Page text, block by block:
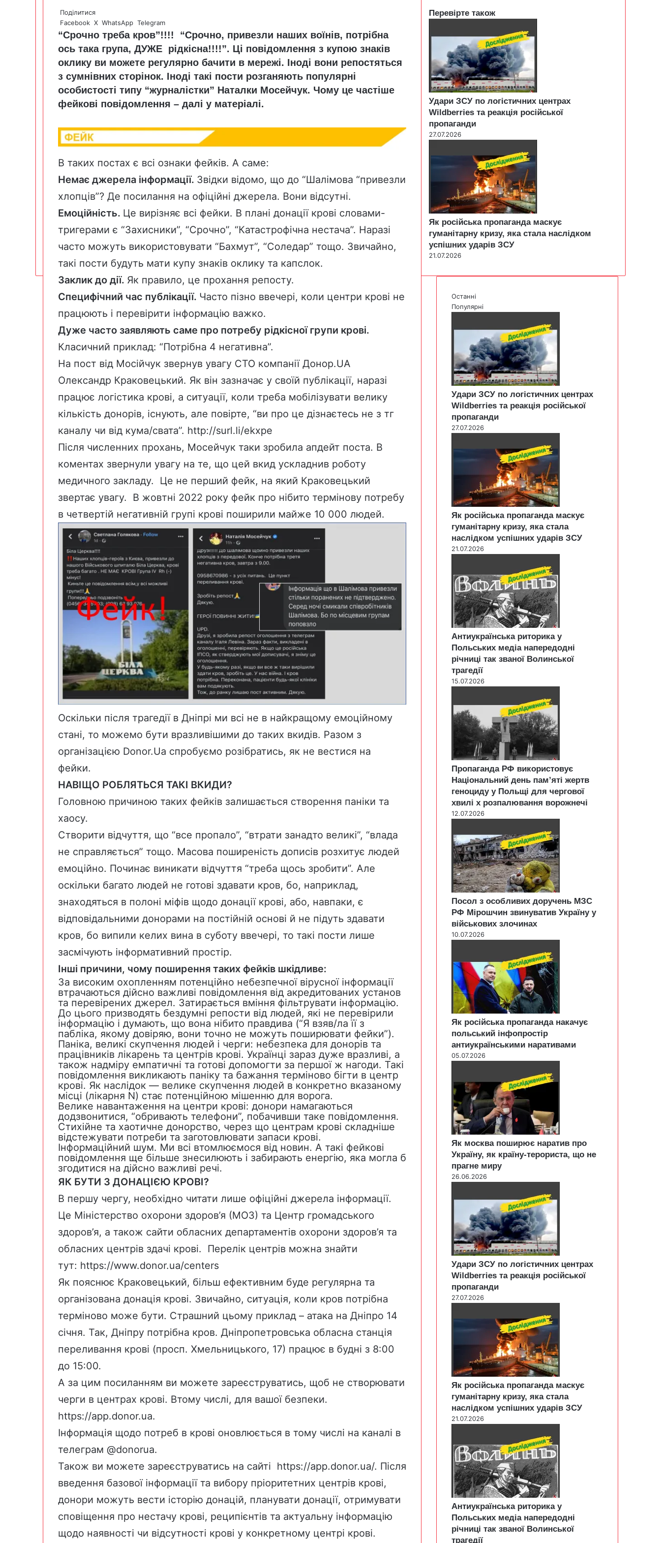
Поділитися
Facebook X WhatsApp Telegram
“Срочно треба кров”!!!! “Срочно, привезли наших воїнів, потрібна
ось така група, ДУЖЕ рідкісна!!!!”. Ці повідомлення з купою знаків
оклику ви можете регулярно бачити в мережі. Іноді вони репостяться
з сумнівних сторінок. Іноді такі пости розганяють популярні
особистості типу “журналістки” Наталки Мосейчук. Чому це частіше
фейкові повідомлення – далі у матеріалі.
В таких постах є всі ознаки фейків. А саме:
Немає джерела інформації. Звідки відомо, що до “Шалімова “привезли
хлопців”? Де посилання на офіційні джерела. Вони відсутні.
Емоційність. Це вирізняє всі фейки. В плані донації крові словами-
тригерами є “Захисники”, “Срочно”, “Катастрофічна нестача”. Наразі
часто можуть використовувати “Бахмут”, “Соледар” тощо. Звичайно,
такі пости будуть мати купу знаків оклику та капслок.
Заклик до дії. Як правило, це прохання репосту.
Специфічний час публікації. Часто пізно ввечері, коли центри крові не
працюють і перевірити інформацію важко.
Дуже часто заявляють саме про потребу рідкісної групи крові.
Класичний приклад: “Потрібна 4 негативна”.
На пост від Мосійчук звернув увагу СТО компанії Донор.UA
Олександр Краковецький. Як він зазначає у своїй публікації, наразі
працює логістика крові, а ситуації, коли треба мобілізувати велику
кількість донорів, існують, але повірте, “ви про це дізнаєтесь не з тг
каналу чи від кума/свата”. http://surl.li/ekxpe
Після численних прохань, Мосейчук таки зробила апдейт поста. В
коментах звернули увагу на те, що цей вкид ускладнив роботу
медичного закладу. Це не перший фейк, на який Краковецький
звертає увагу. В жовтні 2022 року фейк про нібито термінову потребу
в четвертій негативній групі крові поширили майже 10 000 людей.
Оскільки після трагедії в Дніпрі ми всі не в найкращому емоційному
стані, то можемо бути вразливішими до таких вкидів. Разом з
організацією Donor.Ua спробуємо розібратись, як не вестися на
фейки.
НАВІЩО РОБЛЯТЬСЯ ТАКІ ВКИДИ?
Головною причиною таких фейків залишається створення паніки та
хаосу.
Створити відчуття, що “все пропало”, “втрати занадто великі”, “влада
не справляється” тощо. Масова поширеність дописів розхитує людей
емоційно. Починає виникати відчуття “треба щось зробити”. Але
оскільки багато людей не готові здавати кров, бо, наприклад,
знаходяться в полоні міфів щодо донації крові, або, навпаки, є
відповідальними донорами на постійній основі й не підуть здавати
кров, бо випили келих вина в суботу ввечері, то такі пости лише
засмічують інформативний простір.
Інші причини, чому поширення таких фейків шкідливе:
За високим охопленням потенційно небезпечної вірусної інформації
втрачаються дійсно важливі повідомлення від акредитованих установ
та перевірених джерел. Затирається вміння фільтрувати інформацію.
До цього призводять бездумні репости від людей, які не перевірили
інформацію і думають, що вона нібито правдива (“Я взяв/ла її з
пабліка, якому довіряю, вони точно не можуть поширювати фейки”).
Паніка, великі скупчення людей і черги: небезпека для донорів та
працівників лікарень та центрів крові. Українці зараз дуже вразливі, а
також надміру емпатичні та готові допомогти за першої ж нагоди. Такі
повідомлення викликають паніку та бажання терміново бігти в центр
крові. Як наслідок — велике скупчення людей в конкретно вказаному
місці (лікарня N) стає потенційною мішенню для ворога.
Велике навантаження на центри крові: донори намагаються
додзвонитися, “обривають телефони”, побачивши таке повідомлення.
Стихійне та хаотичне донорство, через що центрам крові складніше
відстежувати потреби та заготовлювати запаси крові.
Інформаційний шум. Ми всі втомлюємося від новин. А такі фейкові
повідомлення ще більше знесилюють і забирають енергію, яка могла б
згодитися на дійсно важливі речі.
ЯК БУТИ З ДОНАЦІЄЮ КРОВІ?
В першу чергу, необхідно читати лише офіційні джерела інформації.
Це Міністерство охорони здоров’я (МОЗ) та Центр громадського
здоров’я, а також сайти обласних департаментів охорони здоров’я та
обласних центрів здачі крові. Перелік центрів можна знайти
тут: https://www.donor.ua/centers
Як пояснює Краковецький, більш ефективним буде регулярна та
організована донація крові. Звичайно, ситуація, коли кров потрібна
терміново може бути. Страшний цьому приклад – атака на Дніпро 14
січня. Так, Дніпру потрібна кров. Дніпропетровська обласна станція
переливання крові (просп. Хмельницького, 17) працює в будні з 8:00
до 15:00.
А за цим посиланням ви можете зареєструватись, щоб не створювати
черги в центрах крові. Втому числі, для вашої безпеки.
https://app.donor.ua.
Інформація щодо потреб в крові оновлюється в тому числі на каналі в
телеграм @donorua.
Також ви можете зареєструватись на сайті https://app.donor.ua/. Після
введення базової інформації та вибору пріоритетних центрів крові,
донори можуть вести історію донацій, планувати донації, отримувати
сповіщення про нестачу крові, реципієнтів та актуальну інформацію
щодо наявності чи відсутності крові у конкретному центрі крові.
Перевірте також
Удари ЗСУ по логістичних центрах
Wildberries та реакція російської
пропаганди
27.07.2026
Як російська пропаганда маскує
гуманітарну кризу, яка стала наслідком
успішних ударів ЗСУ
21.07.2026
Останні
Популярні
Удари ЗСУ по логістичних центрах
Wildberries та реакція російської
пропаганди
27.07.2026
Як російська пропаганда маскує
гуманітарну кризу, яка стала
наслідком успішних ударів ЗСУ
21.07.2026
Антиукраїнська риторика у
Польських медіа напередодні
річниці так званої Волинської
трагедії
15.07.2026
Пропаганда РФ використовує
Національний день пам’яті жертв
геноциду у Польщі для чергової
хвилі х розпалювання ворожнечі
12.07.2026
Посол з особливих доручень МЗС
РФ Мірошчин звинуватив Україну у
військових злочинах
10.07.2026
Як російська пропаганда накачує
польський інфопростір
антиукраїнськими наративами
05.07.2026
Як москва поширює наратив про
Україну, як країну-терориста, що не
прагне миру
26.06.2026
Удари ЗСУ по логістичних центрах
Wildberries та реакція російської
пропаганди
27.07.2026
Як російська пропаганда маскує
гуманітарну кризу, яка стала
наслідком успішних ударів ЗСУ
21.07.2026
Антиукраїнська риторика у
Польських медіа напередодні
річниці так званої Волинської
трагедії